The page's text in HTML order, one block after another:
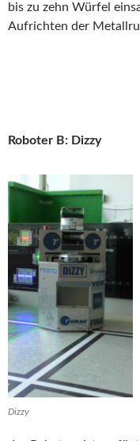
bis zu zehn Würfel
Aufrichten der
Roboter B: Dizzy
Dizzy